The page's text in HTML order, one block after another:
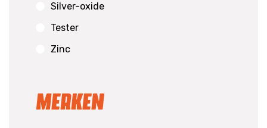
Silver-oxide
Tester
Zinc
Merken